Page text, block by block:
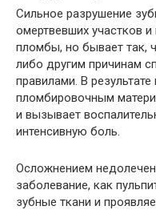
Сильное разрушение
омертвевших участков
пломбы, но бывает так,
либо другим причинам
правилами. В
пломбировочным
и вызывает
интенсивную боль.
Осложнением
заболевание, как
зубные ткани и